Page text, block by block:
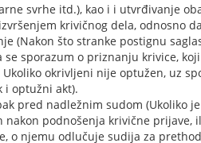
svrhe itd.), kao i i utvrđivanje
krivičnog dela, odnosno
(Nakon što stranke postignu
se sporazum o priznanju krivice,
okrivljeni nije optužen, uz
i optužni akt).
pred nadležnim sudom (Ukoliko
nakon podnošenja krivične prijave,
o njemu odlučuje sudija za